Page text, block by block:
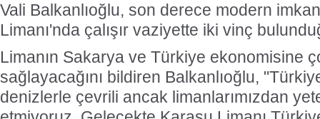
Vali Balkanlıoğlu, son derece modern
Limanı'nda çalışır vaziyette iki vinç
Limanın Sakarya ve Türkiye ekonomisine
sağlayacağını bildiren Balkanlıoğlu,
denizlerle çevrili ancak limanlarımızdan